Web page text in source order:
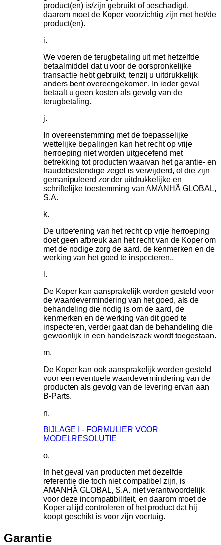
product(en) is/zijn gebruikt of beschadigd,
daarom moet de Koper voorzichtig zijn met het/de
product(en).
We voeren de terugbetaling uit met hetzelfde
betaalmiddel dat u voor de oorspronkelijke
transactie hebt gebruikt, tenzij u uitdrukkelijk
anders bent overeengekomen. In ieder geval
betaalt u geen kosten als gevolg van de
terugbetaling.
In overeenstemming met de toepasselijke
wettelijke bepalingen kan het recht op vrije
herroeping niet worden uitgeoefend met
betrekking tot producten waarvan het garantie- en
fraudebestendige zegel is verwijderd, of die zijn
gemanipuleerd zonder uitdrukkelijke en
schriftelijke toestemming van AMANHÃ GLOBAL,
S.A.
De uitoefening van het recht op vrije herroeping
doet geen afbreuk aan het recht van de Koper om
met de nodige zorg de aard, de kenmerken en de
werking van het goed te inspecteren..
De Koper kan aansprakelijk worden gesteld voor
de waardevermindering van het goed, als de
behandeling die nodig is om de aard, de
kenmerken en de werking van dit goed te
inspecteren, verder gaat dan de behandeling die
gewoonlijk in een handelszaak wordt toegestaan.
De Koper kan ook aansprakelijk worden gesteld
voor een eventuele waardevermindering van de
producten als gevolg van de levering ervan aan
B-Parts.
BIJLAGE I - FORMULIER VOOR
MODELRESOLUTIE
In het geval van producten met dezelfde
referentie die toch niet compatibel zijn, is
AMANHÃ GLOBAL, S.A. niet verantwoordelijk
voor deze incompatibiliteit, en daarom moet de
Koper altijd controleren of het product dat hij
koopt geschikt is voor zijn voertuig.
Garantie